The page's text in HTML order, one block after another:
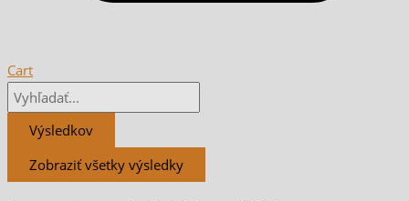
Cart
Výsledkov
Zobraziť všetky výsledky